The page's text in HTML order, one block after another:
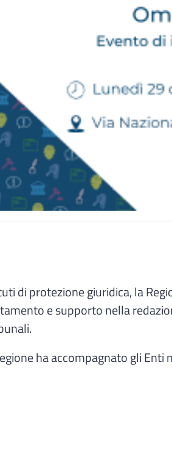
protezione giuridica, la
e supporto nella
ha accompagnato gli